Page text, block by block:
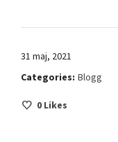
31 maj, 2021
Categories: Blogg
0 Likes